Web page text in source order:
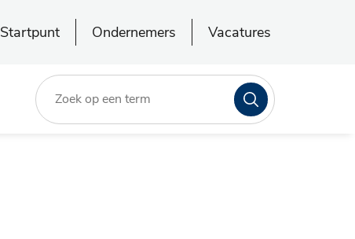
Startpunt Ondernemers Vacatures
Zoeken